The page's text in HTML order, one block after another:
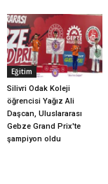
Eğitim
Silivri Odak Koleji
öğrencisi Yağız Ali
Daşcan, Uluslararası
Gebze Grand Prix'te
şampiyon oldu